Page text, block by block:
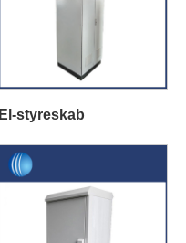
El-styreskab